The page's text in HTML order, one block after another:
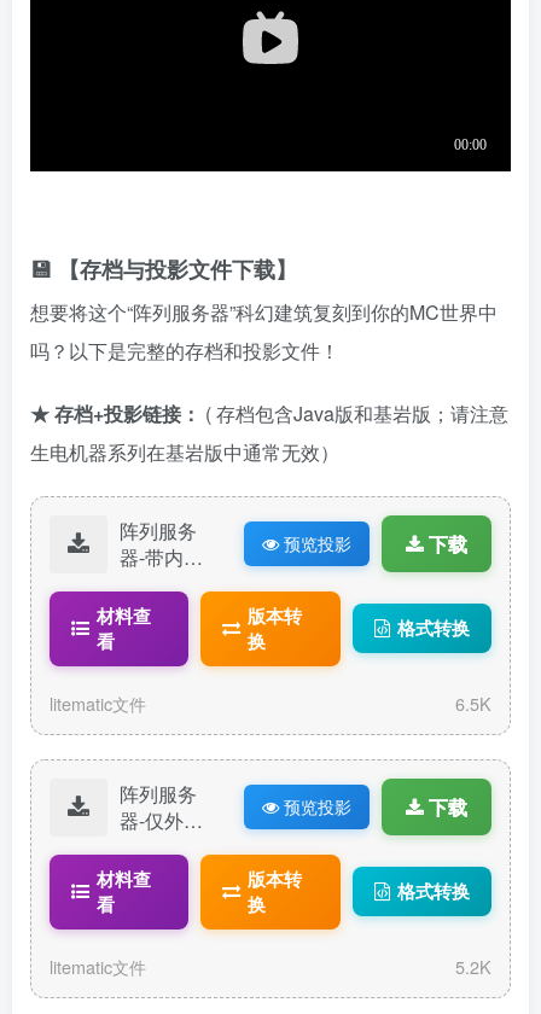
💾 【存档与投影文件下载】
想要将这个“阵列服务器”科幻建筑复刻到你的MC世界中
吗？以下是完整的存档和投影文件！
★ 存档+投影链接： ( 存档包含Java版和基岩版；请注意
生电机器系列在基岩版中通常无效）
阵列服务
器-带内饰.li
预览投影 下载
材料查
看
版本转
换
格式转换
litematic文件 6.5K
阵列服务
器-仅外壳.li
预览投影 下载
材料查
看
版本转
换
格式转换
litematic文件 5.2K